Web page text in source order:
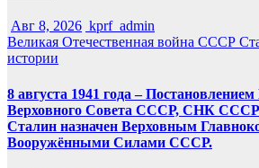
Авг 8, 2026 kprf_admin
Великая Отечественная война СССР
истории
8 августа 1941 года –
Верховного Совета СССР, СНК
Сталин назначен Верховным
Вооружёнными Силами СССР.